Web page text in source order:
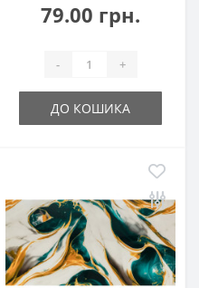
79.00 грн.
- +
ДО КОШИКА